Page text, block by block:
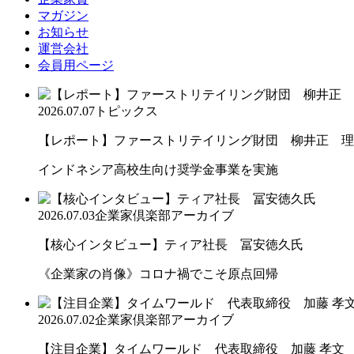
マガジン
お知らせ
運営会社
会員用ページ
2026.07.07 トピックス
【レポート】ファーストリテイリング財団 柳井正
インドネシア高校生向け奨学金事業を実施
2026.07.03企業家倶楽部アーカイブ
【核心インタビュー】ティア社長 冨安徳久氏
《企業家の肖像》コロナ禍でこそ原点回帰
2026.07.02企業家倶楽部アーカイブ
【注目企業】タイムワールド 代表取締役 加藤 孝文